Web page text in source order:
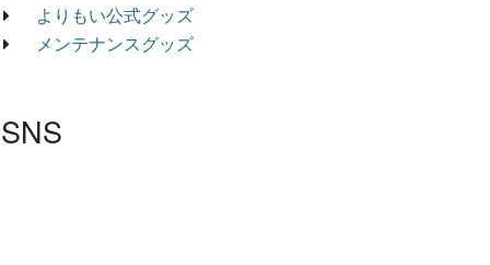
よりもい公式グッズ
メンテナンスグッズ
SNS